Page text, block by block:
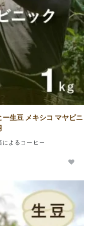
生豆 メキシコ マヤビニ
によるコーヒー